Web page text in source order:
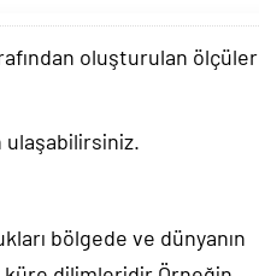
oluşturulan ölçüler
ulaşabilirsiniz.
bölgede ve dünyanın